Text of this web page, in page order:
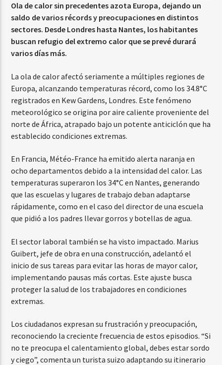
Ola de calor sin precedentes azota Europa, dejando un
saldo de varios récords y preocupaciones en distintos
sectores. Desde Londres hasta Nantes, los habitantes
buscan refugio del extremo calor que se prevé durará
varios días más.
La ola de calor afectó seriamente a múltiples regiones de
Europa, alcanzando temperaturas récord, como los 34.8°C
registrados en Kew Gardens, Londres. Este fenómeno
meteorológico se origina por aire caliente proveniente del
norte de África, atrapado bajo un potente anticiclón que ha
establecido condiciones extremas.
En Francia, Météo-France ha emitido alerta naranja en
ocho departamentos debido a la intensidad del calor. Las
temperaturas superaron los 34°C en Nantes, generando
que las escuelas y lugares de trabajo deban adaptarse
rápidamente, como en el caso del director de una escuela
que pidió a los padres llevar gorros y botellas de agua.
El sector laboral también se ha visto impactado. Marius
Guibert, jefe de obra en una construcción, adelantó el
inicio de sus tareas para evitar las horas de mayor calor,
implementando pausas más cortas. Este ajuste busca
proteger la salud de los trabajadores en condiciones
extremas.
Los ciudadanos expresan su frustración y preocupación,
reconociendo la creciente frecuencia de estos episodios. “Si
no te preocupa el calentamiento global, debes estar sordo
y ciego”, comenta un turista suizo adaptando su itinerario